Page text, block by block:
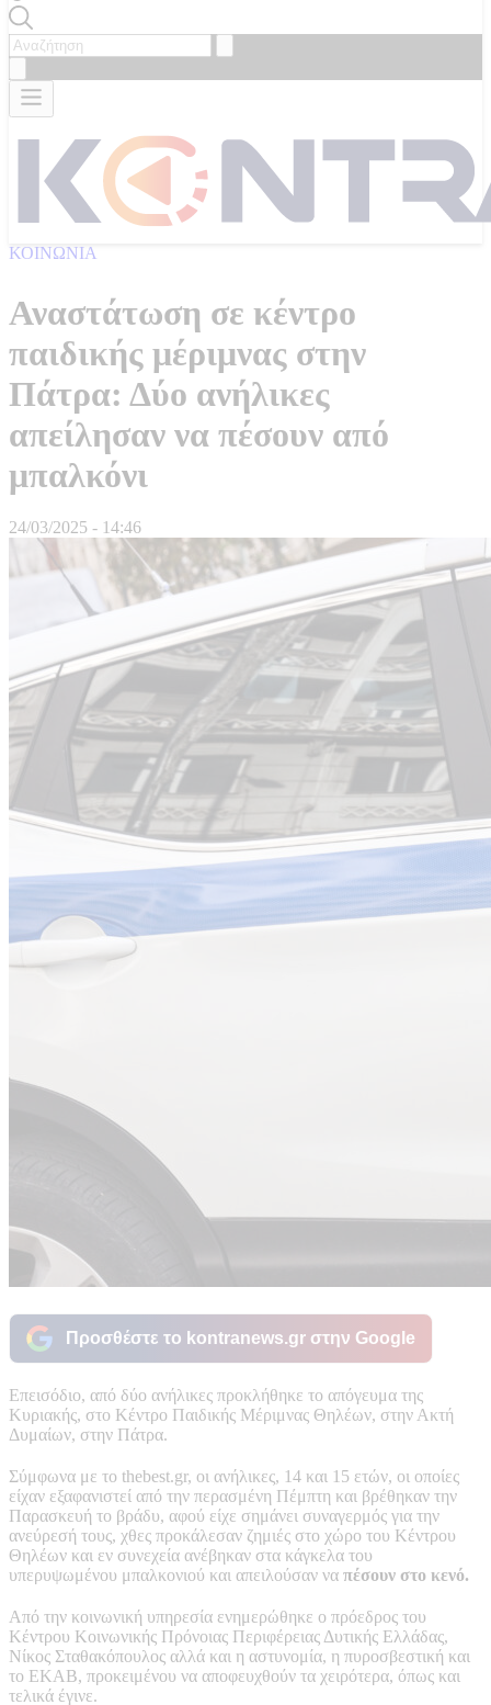
ΚΟΙΝΩΝΙΑ
Αναστάτωση σε κέντρο
παιδικής μέριμνας στην
Πάτρα: Δύο ανήλικες
απείλησαν να πέσουν από
μπαλκόνι
24/03/2025 - 14:46
Προσθέστε το kontranews.gr στην Google
Επεισόδιο, από δύο ανήλικες προκλήθηκε το απόγευμα της
Κυριακής, στο Κέντρο Παιδικής Μέριμνας Θηλέων, στην Ακτή
Δυμαίων, στην Πάτρα.
Σύμφωνα με το thebest.gr, οι ανήλικες, 14 και 15 ετών, οι οποίες
είχαν εξαφανιστεί από την περασμένη Πέμπτη και βρέθηκαν την
Παρασκευή το βράδυ, αφού είχε σημάνει συναγερμός για την
ανεύρεσή τους, χθες προκάλεσαν ζημιές στο χώρο του Κέντρου
Θηλέων και εν συνεχεία ανέβηκαν στα κάγκελα του
υπερυψωμένου μπαλκονιού και απειλούσαν να πέσουν στο κενό.
Από την κοινωνική υπηρεσία ενημερώθηκε ο πρόεδρος του
Κέντρου Κοινωνικής Πρόνοιας Περιφέρειας Δυτικής Ελλάδας,
Νίκος Σταθακόπουλος αλλά και η αστυνομία, η πυροσβεστική και
το ΕΚΑΒ, προκειμένου να αποφευχθούν τα χειρότερα, όπως και
τελικά έγινε.